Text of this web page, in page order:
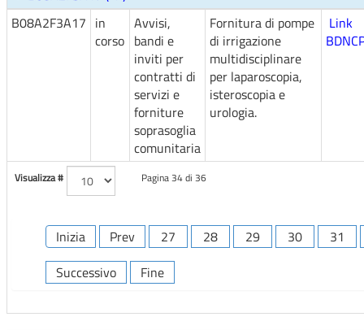
Visualizza # Pagina 34 di 36
Inizia Prev 27 28 29 30
31
Successivo
Fine
B08A2F3A17 in
corso
Avvisi,
bandi e
inviti per
contratti di
servizi e
forniture
soprasoglia
comunitaria
Fornitura di pompe
di irrigazione
multidisciplinare
per laparoscopia,
isteroscopia e
urologia.
Link